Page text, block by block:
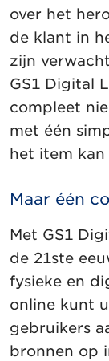
over het
de klant in
zijn
GS1 Digital
compleet
met één
het item kan
Maar één
Met GS1
de 21ste
fysieke en
online kunt
gebruikers
bronnen op